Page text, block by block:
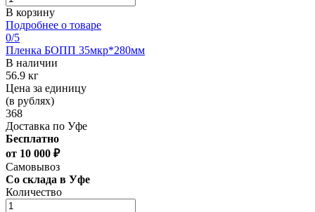
В корзину
Подробнее о товаре
0/5
Пленка БОПП 35мкр*280мм
В наличии
56.9 кг
Цена за единицу
(в рублях)
368
Доставка по Уфе
Бесплатно
от 10 000 ₽
Самовывоз
Со склада в Уфе
Количество